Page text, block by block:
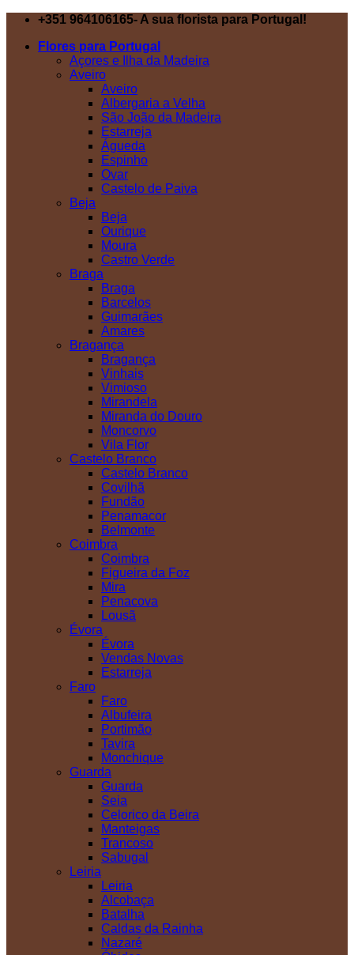
Skip
content
+351 964106165- A sua florista para Portugal!
Flores para Portugal
Açores e Ilha da Madeira
Aveiro
Aveiro
Albergaria a Velha
São João da Madeira
Estarreja
Águeda
Espinho
Ovar
Castelo de Paiva
Beja
Beja
Ourique
Moura
Castro Verde
Braga
Braga
Barcelos
Guimarães
Amares
Bragança
Bragança
Vinhais
Vimioso
Mirandela
Miranda do Douro
Moncorvo
Vila Flor
Castelo Branco
Castelo Branco
Covilhã
Fundão
Penamacor
Belmonte
Coimbra
Coimbra
Figueira da Foz
Mira
Penacova
Lousã
Évora
Évora
Vendas Novas
Estarreja
Faro
Faro
Albufeira
Portimão
Tavira
Monchique
Guarda
Guarda
Seia
Celorico da Beira
Manteigas
Trancoso
Sabugal
Leiria
Leiria
Alcobaça
Batalha
Caldas da Rainha
Nazaré